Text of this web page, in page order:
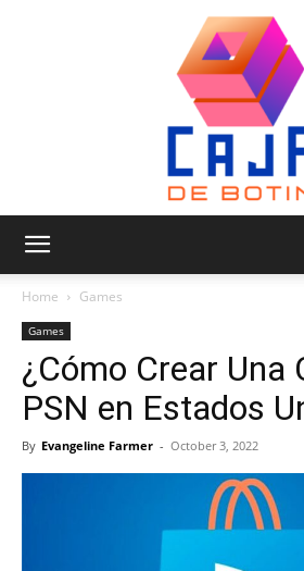
de
Home Games
Games
¿Cómo Crear Una
PSN en Estados
By Evangeline Farmer - October 3, 2022